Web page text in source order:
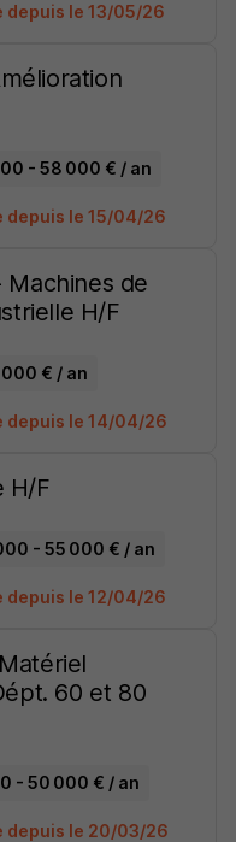
depuis le 13/05/26
- 58 000 € / an
depuis le 15/04/26
de
H/F
€ / an
depuis le 14/04/26
H/F
- 55 000 € / an
depuis le 12/04/26
60 et 80
- 50 000 € / an
depuis le 20/03/26